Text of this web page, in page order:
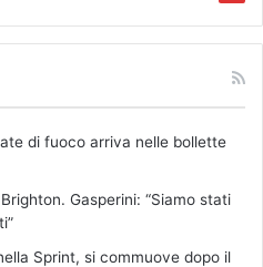
di fuoco arriva nelle bollette
Gasperini: “Siamo stati
Sprint, si commuove dopo il